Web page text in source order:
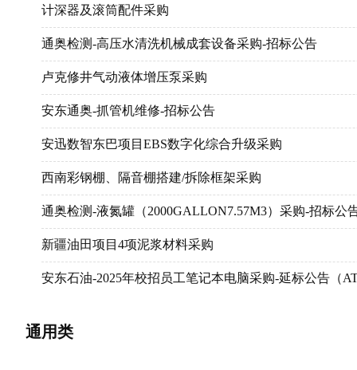
塔里木油田南疆利民2024-2027年油气设施、管道阴极保
华北油田公司旧油管修复（二次）
吉林油田川南分公司2024-2025年天然气杀菌缓蚀技术服
头台油田2024年水井测试技术服务8
四川川港燃气有限责任公司2024年终端燃气数字中台建
徐深9天然气净化厂三期工程(土建专业分包1)
玉门油田2024-2025年油建板框压滤设备租赁项目（二次
煤岩气先导实验井示踪剂技术服务招标公告
第八采油厂2024年井下微地震监测技术服务
吐哈油田2024年减速器及配件框架协议
塔里木油田塔中采油气管理区2024-2025年固体废弃物达
渤海钻探管具与井控分公司2024-2025年巴彦市场含油污
抚顺石化公司石油三厂污水场VOCS优化改造项目EPC总
2024年大庆钻探工程公司运输二公司废弃油基泥浆无害
长庆井下技术作业公司二氧化碳压裂返排碳捕集回收装置
东方物探科技园区环境重建恢复项目东西区绿化恢复
的黎波里航站楼喷气燃料罐建造
中国石油广西石化炼化一体化转型升级项目27/60万吨/
中油海工船舶（天津）有限公司2024年工作船操作业务
遂宁基地宿舍改造招标公告
官探1H井煤岩气储层岩心数字化立体分析测试服务
塔里木油田迪那2024-2026年度压力管道检验检测服务框
长庆油田分公司第八采油厂温度变送器、压力变送器检
冀东油田管道测绘服务
冀东油田2024-2026年度管道内检测技术服务(变更)
呼图壁储气库采气末期有效库存量检测与评价
【招标信息】昆仑银行股份有限公司2023-2025年度
【招标信息】塔里木油田轮南2023年电子与智能化工程
【招标信息】燃料油公司安全生产智能管控平台项目
计深器及滚筒配件采购
通奥检测-高压水清洗机械成套设备采购-招标公告
卢克修井气动液体增压泵采购
安东通奥-抓管机维修-招标公告
安迅数智东巴项目EBS数字化综合升级采购
西南彩钢棚、隔音棚搭建/拆除框架采购
通奥检测-液氮罐（2000GALLON7.57M3）采购-招标公
新疆油田项目4项泥浆材料采购
安东石油-2025年校招员工笔记本电脑采购-延标公告（
通奥检测-高压水清洗机械成套设备采购-招标公告
通用类